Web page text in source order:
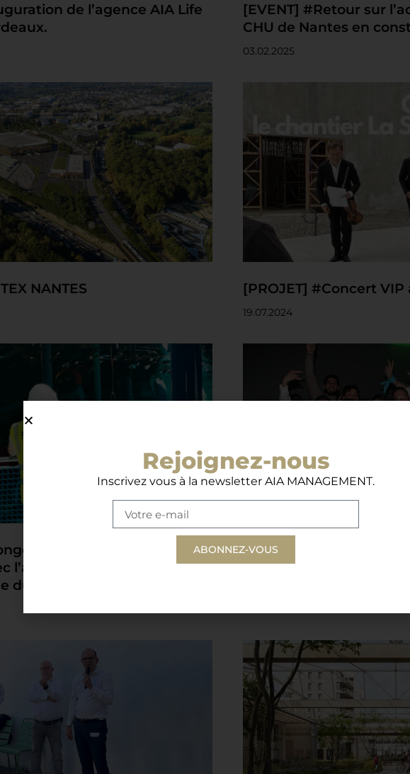
de l’agence AIA Life
[EVENT] #Retour sur
CHU de Nantes en
03.02.2025
NANTES [PROJET] #Concert VIP
19.07.2024
dans un nouvel univers
l’aquascope, le nouveau
du futuroscope.
[EVENT] #Retour sur
en Anjou.
Rejoignez-nous
Inscrivez vous à la newsletter AIA MANAGEMENT.
ABONNEZ-VOUS